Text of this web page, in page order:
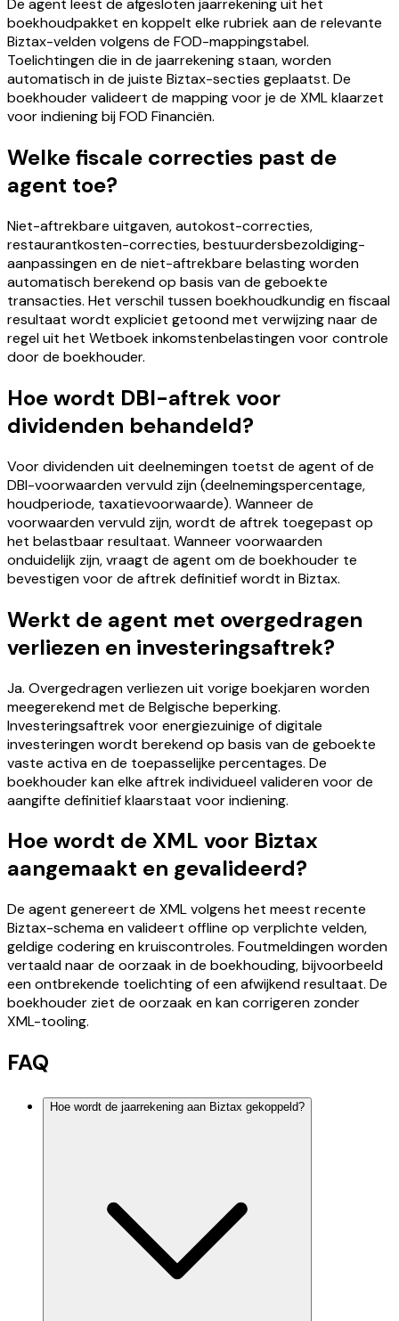
De agent leest de afgesloten jaarrekening uit het
boekhoudpakket en koppelt elke rubriek aan de relevante
Biztax-velden volgens de FOD-mappingstabel.
Toelichtingen die in de jaarrekening staan, worden
automatisch in de juiste Biztax-secties geplaatst. De
boekhouder valideert de mapping voor je de XML klaarzet
voor indiening bij FOD Financiën.
Welke fiscale correcties past de
agent toe?
Niet-aftrekbare uitgaven, autokost-correcties,
restaurantkosten-correcties, bestuurdersbezoldiging-
aanpassingen en de niet-aftrekbare belasting worden
automatisch berekend op basis van de geboekte
transacties. Het verschil tussen boekhoudkundig en fiscaal
resultaat wordt expliciet getoond met verwijzing naar de
regel uit het Wetboek inkomstenbelastingen voor controle
door de boekhouder.
Hoe wordt DBI-aftrek voor
dividenden behandeld?
Voor dividenden uit deelnemingen toetst de agent of de
DBI-voorwaarden vervuld zijn (deelnemingspercentage,
houdperiode, taxatievoorwaarde). Wanneer de
voorwaarden vervuld zijn, wordt de aftrek toegepast op
het belastbaar resultaat. Wanneer voorwaarden
onduidelijk zijn, vraagt de agent om de boekhouder te
bevestigen voor de aftrek definitief wordt in Biztax.
Werkt de agent met overgedragen
verliezen en investeringsaftrek?
Ja. Overgedragen verliezen uit vorige boekjaren worden
meegerekend met de Belgische beperking.
Investeringsaftrek voor energiezuinige of digitale
investeringen wordt berekend op basis van de geboekte
vaste activa en de toepasselijke percentages. De
boekhouder kan elke aftrek individueel valideren voor de
aangifte definitief klaarstaat voor indiening.
Hoe wordt de XML voor Biztax
aangemaakt en gevalideerd?
De agent genereert de XML volgens het meest recente
Biztax-schema en valideert offline op verplichte velden,
geldige codering en kruiscontroles. Foutmeldingen worden
vertaald naar de oorzaak in de boekhouding, bijvoorbeeld
een ontbrekende toelichting of een afwijkend resultaat. De
boekhouder ziet de oorzaak en kan corrigeren zonder
XML-tooling.
FAQ
Hoe wordt de jaarrekening aan Biztax gekoppeld?